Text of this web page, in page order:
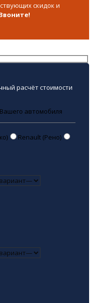
скидок и
расчёт стоимости
автомобиля
Renault (Рено)